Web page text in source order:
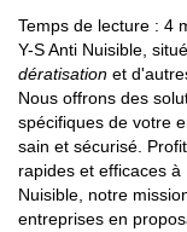
Temps de lecture : 4
Y-S Anti Nuisible,
dératisation et
Nous offrons des
spécifiques de votre
sain et sécurisé.
rapides et efficaces à
Nuisible, notre
entreprises en